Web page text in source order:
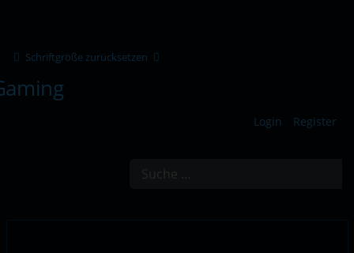
Schriftgröße zurücksetzen
Login Register